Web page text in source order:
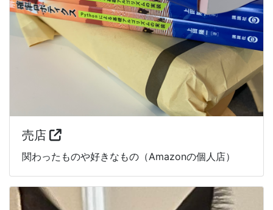
売店
関わったものや好きなもの（Amazonの個人店）